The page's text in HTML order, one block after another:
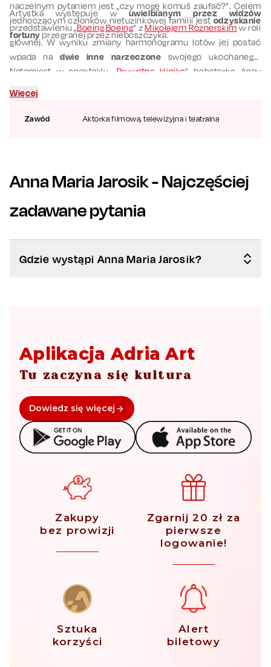
Zawód Aktorka filmowa, telewizyjna i teatralna
naczelnym pytaniem jest „czy mogę komuś zaufać?”. Celem
jednoczącym członków nietuzinkowej familii jest odzyskanie
fortunyprzegranej przez nieboszczyka.
Artystka występuje w uwielbianym przez widzów
przedstawieniu „Boeing Boeing” zMikołajem Roznerskim w roli
głównej. W wyniku zmiany harmonogramu lotów jej postać
wpada nadwie inne narzeczone swojego ukochanego.
Natomiast w spektaklu „ Prywatna klinika” bohaterka Anny
łączących bohaterów iodgadnąć kto kogo z kim zdradza.
Więcej
Anna Maria Jarosik- Najczęściej
zadawane pytania
Gdzie wystąpi Anna Maria Jarosik?
Aplikacja Adria Art
Tu zaczyna się kultura
Dowiedz się więcej
Zakupy
bez prowizji
Zgarnij 20 zł za
pierwsze
logowanie!
Sztuka
korzyści
Alert
biletowy